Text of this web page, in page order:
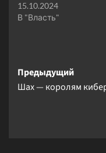
15.10.2024
В "Власть"
Навигация
записи
Предыдущий
Шах — королям